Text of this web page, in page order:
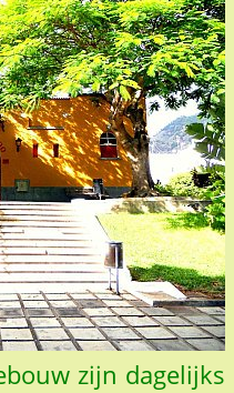
zijn dagelijks